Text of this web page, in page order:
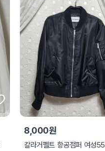
8,000원
칼라거펠트 항공점퍼 여성55